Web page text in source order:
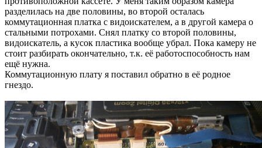
разделилась на две половины, во второй осталась
коммутационная платка с видоискателем, а в другой камера о
стальными потрохами. Снял платку со второй половины,
видоискатель, а кусок пластика вообще убрал. Пока камеру не
стоит разбирать окончательно, т.к. её работоспособность нам
ещё нужна.
Коммутационную плату я поставил обратно в её родное
гнездо.